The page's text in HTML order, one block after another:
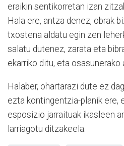
eraikin sentikorretan izan
Hala ere, antza denez, obrak
txostena aldatu egin zen
salatu dutenez, zarata eta
ekarriko ditu, eta osasunerako
Halaber, ohartarazi dute ez
ezta kontingentzia-planik ere,
esposizio jarraituak ikasleen
larriagotu ditzakeela.